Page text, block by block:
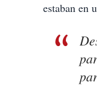
estaban en